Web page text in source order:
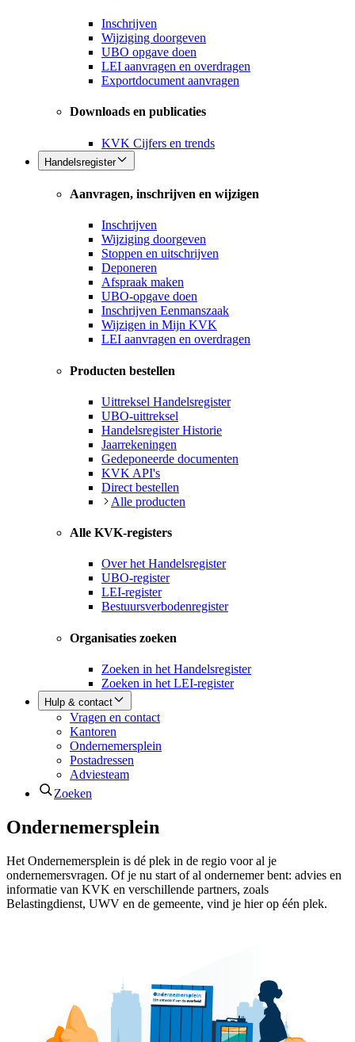
Inschrijven
Wijziging doorgeven
UBO opgave doen
LEI aanvragen en overdragen
Exportdocument aanvragen
Downloads en publicaties
KVK Cijfers en trends
Handelsregister
Aanvragen, inschrijven en wijzigen
Inschrijven
Wijziging doorgeven
Stoppen en uitschrijven
Deponeren
Afspraak maken
UBO-opgave doen
Inschrijven Eenmanszaak
Wijzigen in Mijn KVK
LEI aanvragen en overdragen
Producten bestellen
Uittreksel Handelsregister
UBO-uittreksel
Handelsregister Historie
Jaarrekeningen
Gedeponeerde documenten
KVK API's
Direct bestellen
Alle producten
Alle KVK-registers
Over het Handelsregister
UBO-register
LEI-register
Bestuursverbodenregister
Organisaties zoeken
Zoeken in het Handelsregister
Zoeken in het LEI-register
Hulp & contact
Vragen en contact
Kantoren
Ondernemersplein
Postadressen
Adviesteam
Zoeken
Ondernemersplein
Het Ondernemersplein is dé plek in de regio voor al je
ondernemersvragen. Of je nu start of al ondernemer bent: advies en
informatie van KVK en verschillende partners, zoals
Belastingdienst, UWV en de gemeente, vind je hier op één plek.